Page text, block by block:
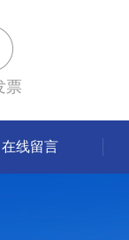
票
在线留言